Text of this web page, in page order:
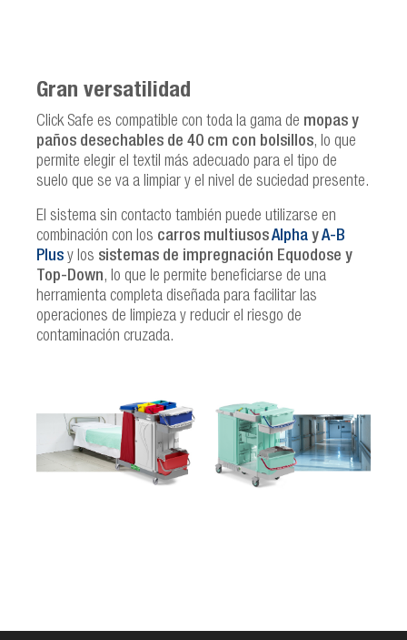
Gran versatilidad
Click Safe es compatible con toda la gama de mopas y
paños desechables de 40 cm con bolsillos, lo que
permite elegir el textil más adecuado para el tipo de
suelo que se va a limpiar y el nivel de suciedad presente.
El sistema sin contacto también puede utilizarse en
combinación con los carros multiusosAlphayA-B
Plusy los sistemas de impregnación Equodose y
Top-Down, lo que le permite beneficiarse de una
herramienta completa diseñada para facilitar las
operaciones de limpieza y reducir el riesgo de
contaminación cruzada.